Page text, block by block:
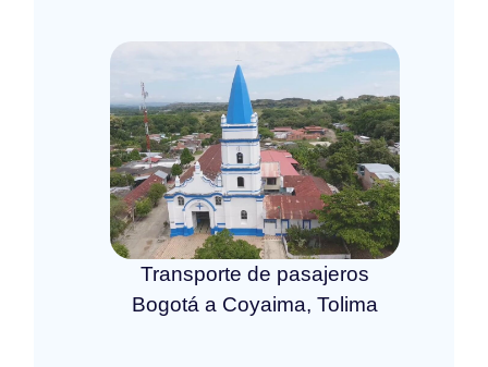
Transporte de pasajeros
Bogotá a Coyaima, Tolima